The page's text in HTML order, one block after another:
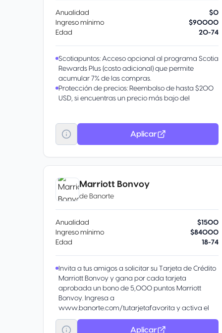
Anualidad
$0
Ingreso mínimo
$90000
Edad
20-74
Scotiapuntos: Acceso opcional al programa Scotia
Rewards Plus (costo adicional) que permite
acumular 7% de las compras.
Protección de precios: Reembolso de hasta $200
USD, si encuentras un precio más bajo del
Centro de Atención al Cliente Visa: Acceso a todos
los servicios y beneficios de tu Tarjeta Visa las 24
encuentres. Consulta todos los seguros en:
Personaliza los beneficios de tu Tarjeta Puedes
elegir tener Meses sin Intereses cuando quieras3
y/o acumular el 0.50% de ScotiaPesos por todas
tus compras4, inscríbete llamando al 55 5728 1900.
Aplicar
Marriott Bonvoy
de Banorte
Anualidad
$1500
Ingreso mínimo
$84000
Edad
18-74
Invita a tus amigos a solicitar su Tarjeta de Crédito
Marriott Bonvoy y gana por cada tarjeta
aprobada un bono de 5,000 puntos Marriott
Bonvoy. Ingresa a
www.banorte.com/tutarjetafavorita y activa el
programa de “Referidos” en la sección
Promociones.
Aplicar